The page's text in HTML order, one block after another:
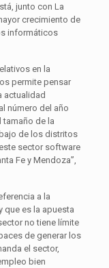
junto con La
crecimiento de
informáticos
en la
permite pensar
actualidad
número del año
tamaño de la
de los distritos
sector software
Fe y Mendoza”,
a la
que es la apuesta
no tiene límite
de generar los
el sector,
bien